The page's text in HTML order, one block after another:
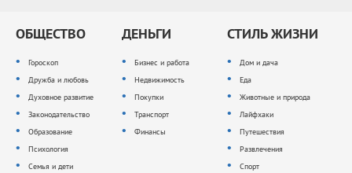
ОБЩЕСТВО
Гороскоп
Дружба и любовь
Духовное развитие
Законодательство
Образование
Психология
Семья и дети
ДЕНЬГИ
Бизнес и работа
Недвижимость
Покупки
Транспорт
Финансы
СТИЛЬ ЖИЗНИ
Дом и дача
Еда
Животные и природа
Лайфхаки
Путешествия
Развлечения
Спорт